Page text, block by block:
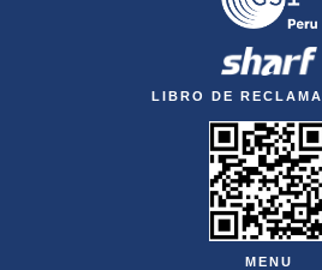
LIBRO DE
MENU